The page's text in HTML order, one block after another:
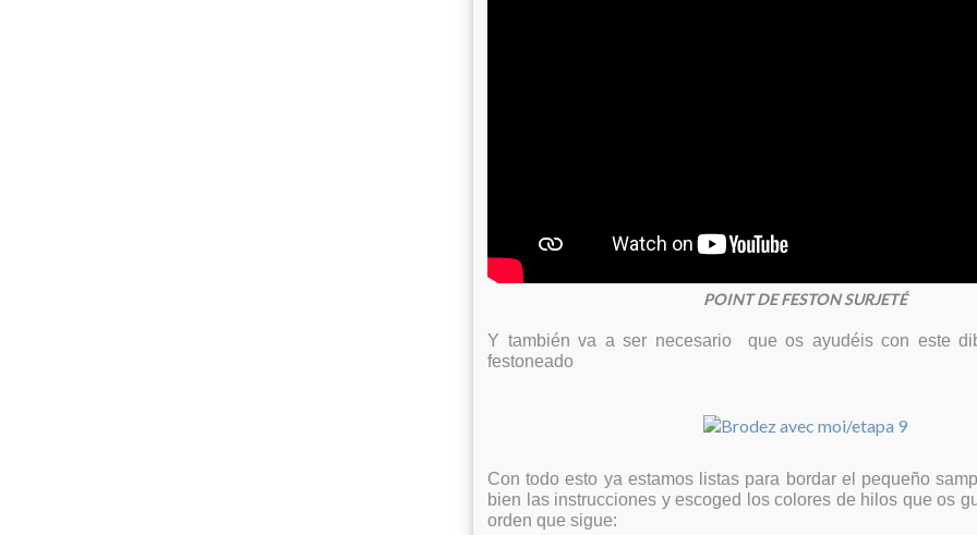
POINT DE FESTON SURJETÉ
Y también va a ser necesario que os ayudéis con este
festoneado
Con todo esto ya estamos listas para bordar el pequeño
bien las instrucciones y escoged los colores de hilos que os
orden que sigue: